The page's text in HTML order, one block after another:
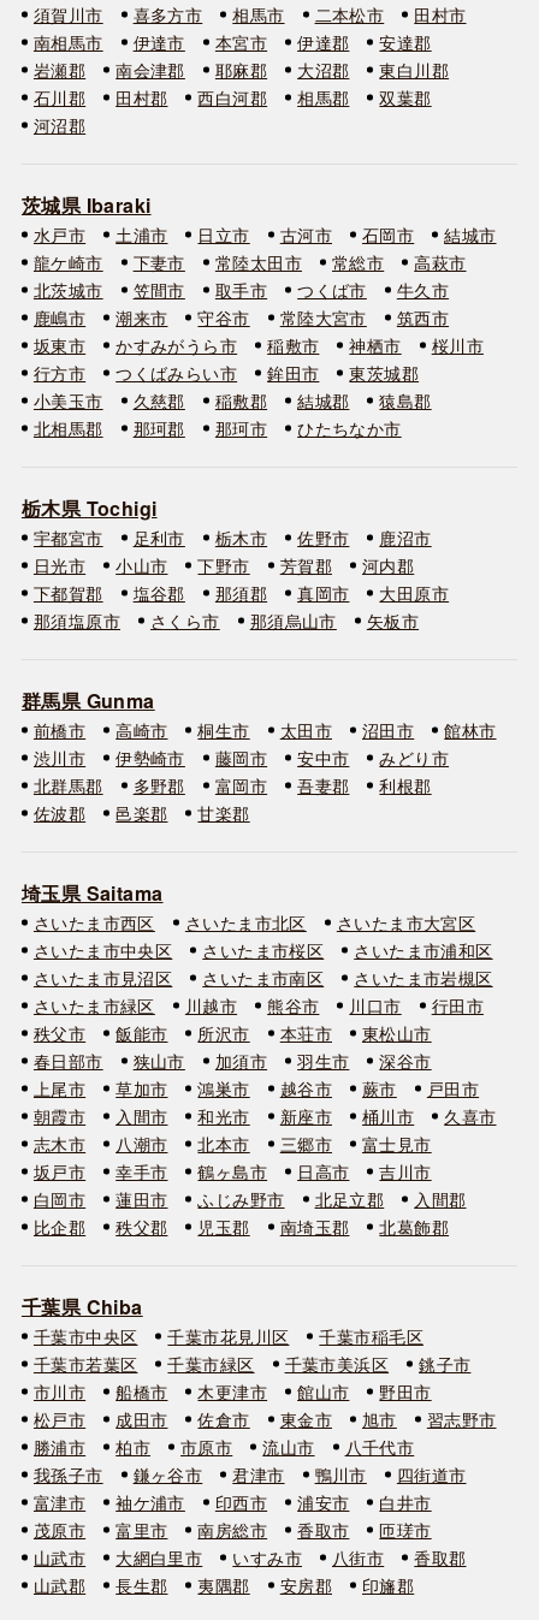
須賀川市
喜多方市 相馬市 二本松市
田村市
南相馬市
伊達市 本宮市 伊達郡
安達郡
岩瀬郡
南会津郡 耶麻郡 大沼郡
東白川郡
石川郡
田村郡 西白河郡 相馬郡
双葉郡
河沼郡
茨城県 Ibaraki
水戸市 土浦市 日立市 古河市 石岡市
結城市
龍ケ崎市
下妻市 常陸太田市 常総市
高萩市
北茨城市
笠間市 取手市 つくば市
牛久市
鹿嶋市
潮来市 守谷市 常陸大宮市
筑西市
坂東市
かすみがうら市 稲敷市 神栖市
桜川市
行方市
つくばみらい市 鉾田市
東茨城郡
小美玉市
久慈郡 稲敷郡 結城郡
猿島郡
北相馬郡
那珂郡 那珂市 ひたちなか市
栃木県 Tochigi
宇都宮市 足利市 栃木市 佐野市
鹿沼市
日光市
小山市 下野市 芳賀郡
河内郡
下都賀郡
塩谷郡 那須郡 真岡市
大田原市
那須塩原市
さくら市 那須烏山市 矢板市
群馬県 Gunma
前橋市 高崎市 桐生市 太田市 沼田市
館林市
渋川市
伊勢崎市 藤岡市 安中市
みどり市
北群馬郡
多野郡 富岡市 吾妻郡
利根郡
佐波郡
邑楽郡 甘楽郡
埼玉県 Saitama
さいたま市西区 さいたま市北区
さいたま市大宮区
さいたま市中央区
さいたま市桜区
さいたま市浦和区
さいたま市見沼区
さいたま市南区
さいたま市岩槻区
さいたま市緑区
川越市 熊谷市 川口市
行田市
秩父市
飯能市 所沢市 本荘市
東松山市
春日部市
狭山市 加須市 羽生市
深谷市
上尾市
草加市 鴻巣市 越谷市 蕨市
戸田市
朝霞市
入間市 和光市 新座市 桶川市
久喜市
志木市
八潮市 北本市 三郷市
富士見市
坂戸市
幸手市 鶴ヶ島市 日高市
吉川市
白岡市
蓮田市 ふじみ野市 北足立郡
入間郡
比企郡
秩父郡 児玉郡 南埼玉郡 北葛飾郡
千葉県 Chiba
千葉市中央区 千葉市花見川区
千葉市稲毛区
千葉市若葉区
千葉市緑区 千葉市美浜区
銚子市
市川市
船橋市 木更津市 館山市
野田市
松戸市
成田市 佐倉市 東金市 旭市
習志野市
勝浦市
柏市 市原市 流山市
八千代市
我孫子市
鎌ヶ谷市 君津市 鴨川市
四街道市
富津市
袖ケ浦市 印西市 浦安市
白井市
茂原市
富里市 南房総市 香取市
匝瑳市
山武市
大網白里市 いすみ市 八街市
香取郡
山武郡
長生郡 夷隅郡 安房郡 印旛郡